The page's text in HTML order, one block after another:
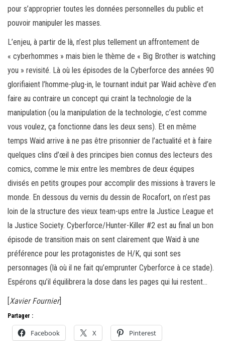
pour s’approprier toutes les données personnelles du public et
pouvoir manipuler les masses.
L’enjeu, à partir de là, n’est plus tellement un affrontement de
« cyberhommes » mais bien le thème de « Big Brother is watching
you » revisité. Là où les épisodes de la Cyberforce des années 90
glorifiaient l’homme-plug-in, le tournant induit par Waid achève d’en
faire au contraire un concept qui craint la technologie de la
manipulation (ou la manipulation de la technologie, c’est comme
vous voulez, ça fonctionne dans les deux sens). Et en même
temps Waid arrive à ne pas être prisonnier de l’actualité et à faire
quelques clins d’œil à des principes bien connus des lecteurs des
comics, comme le mix entre les membres de deux équipes
divisés en petits groupes pour accomplir des missions à travers le
monde. En dessous du vernis du dessin de Rocafort, on n’est pas
loin de la structure des vieux team-ups entre la Justice League et
la Justice Society. Cyberforce/Hunter-Killer #2 est au final un bon
épisode de transition mais on sent clairement que Waid à une
préférence pour les protagonistes de H/K, qui sont ses
personnages (là où il ne fait qu’emprunter Cyberforce à ce stade).
Espérons qu’il équilibrera la dose dans les pages qui lui restent…
[Xavier Fournier]
Partager :
Facebook X Pinterest